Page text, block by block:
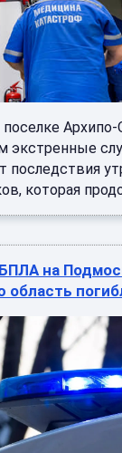
экстренные
последствия
которая
на
область